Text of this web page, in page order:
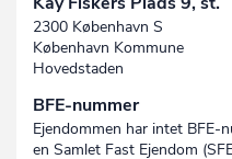
2300 København S
København Kommune
Hovedstaden
BFE-nummer
Ejendommen har intet BFE-
en Samlet Fast Ejendom